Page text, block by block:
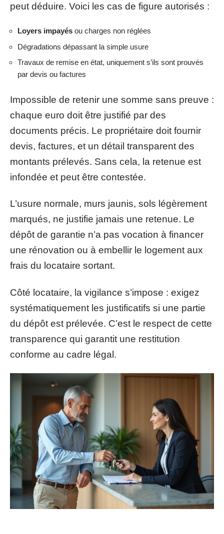
peut déduire. Voici les cas de figure autorisés :
Loyers impayés ou charges non réglées
Dégradations dépassant la simple usure
Travaux de remise en état, uniquement s’ils sont prouvés
par devis ou factures
Impossible de retenir une somme sans preuve :
chaque euro doit être justifié par des
documents précis. Le propriétaire doit fournir
devis, factures, et un détail transparent des
montants prélevés. Sans cela, la retenue est
infondée et peut être contestée.
L’usure normale, murs jaunis, sols légèrement
marqués, ne justifie jamais une retenue. Le
dépôt de garantie n’a pas vocation à financer
une rénovation ou à embellir le logement aux
frais du locataire sortant.
Côté locataire, la vigilance s’impose : exigez
systématiquement les justificatifs si une partie
du dépôt est prélevée. C’est le respect de cette
transparence qui garantit une restitution
conforme au cadre légal.